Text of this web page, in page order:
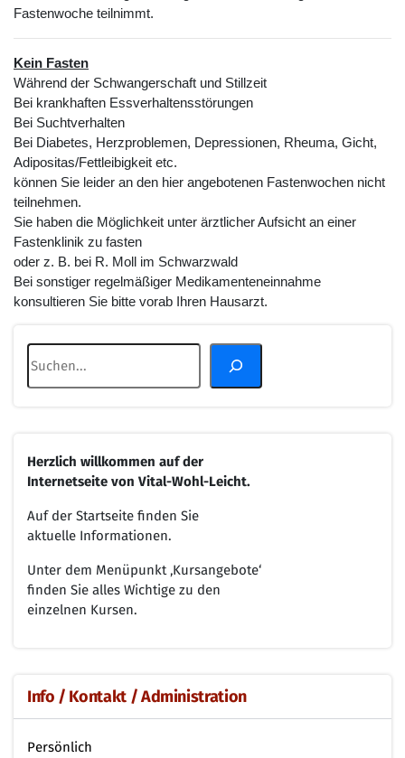
Fastenwoche teilnimmt.
Kein Fasten
Während der Schwangerschaft und Stillzeit
Bei krankhaften Essverhaltensstörungen
Bei Suchtverhalten
Bei Diabetes, Herzproblemen, Depressionen, Rheuma, Gicht,
Adipositas/Fettleibigkeit etc.
können Sie leider an den hier angebotenen Fastenwochen nicht
teilnehmen.
Sie haben die Möglichkeit unter ärztlicher Aufsicht an einer
Fastenklinik zu fasten
oder z. B. bei R. Moll im Schwarzwald
Bei sonstiger regelmäßiger Medikamenteneinnahme
konsultieren Sie bitte vorab Ihren Hausarzt.
Suchen
Herzlich willkommen auf der
Internetseite von Vital-Wohl-Leicht.
Auf der Startseite finden Sie
aktuelle Informationen.
Unter dem Menüpunkt ‚Kursangebote‘
finden Sie alles Wichtige zu den
einzelnen Kursen.
Info / Kontakt / Administration
Persönlich